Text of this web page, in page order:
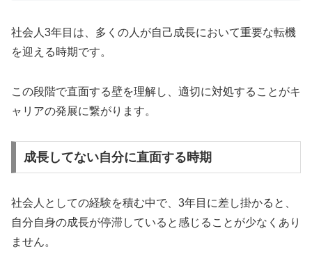
社会人3年目は、多くの人が自己成長において重要な転機
を迎える時期です。
この段階で直面する壁を理解し、適切に対処することがキ
ャリアの発展に繋がります。
成長してない自分に直面する時期
社会人としての経験を積む中で、3年目に差し掛かると、
自分自身の成長が停滞していると感じることが少なくあり
ません。